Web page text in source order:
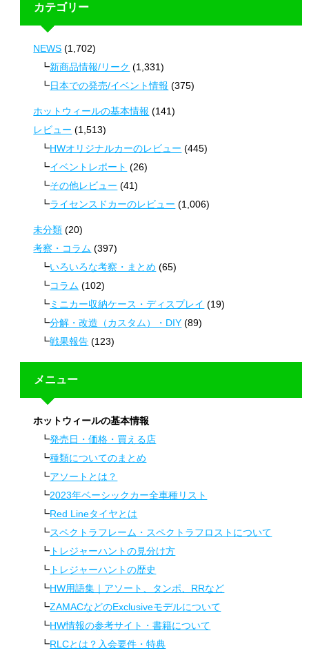
カテゴリー
NEWS (1,702)
新商品情報/リーク (1,331)
日本での発売/イベント情報 (375)
ホットウィールの基本情報 (141)
レビュー (1,513)
HWオリジナルカーのレビュー (445)
イベントレポート (26)
その他レビュー (41)
ライセンスドカーのレビュー (1,006)
未分類 (20)
考察・コラム (397)
いろいろな考察・まとめ (65)
コラム (102)
ミニカー収納ケース・ディスプレイ (19)
分解・改造（カスタム）・DIY (89)
戦果報告 (123)
メニュー
ホットウィールの基本情報
発売日・価格・買える店
種類についてのまとめ
アソートとは？
2023年ベーシックカー全車種リスト
Red Lineタイヤとは
スペクトラフレーム・スペクトラフロストについて
トレジャーハントの見分け方
トレジャーハントの歴史
HW用語集｜アソート、タンポ、RRなど
ZAMACなどのExclusiveモデルについて
HW情報の参考サイト・書籍について
RLCとは？入会要件・特典